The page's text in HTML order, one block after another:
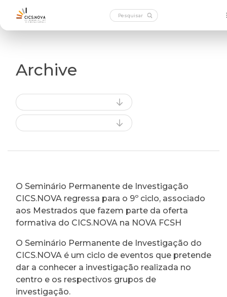
Archive
O Seminário Permanente de Investigação
CICS.NOVA regressa para o 9º ciclo, associado
aos Mestrados que fazem parte da oferta
formativa do CICS.NOVA na NOVA FCSH
O Seminário Permanente de Investigação do
CICS.NOVA é um ciclo de eventos que pretende
dar a conhecer a investigação realizada no
centro e os respectivos grupos de
investigação.